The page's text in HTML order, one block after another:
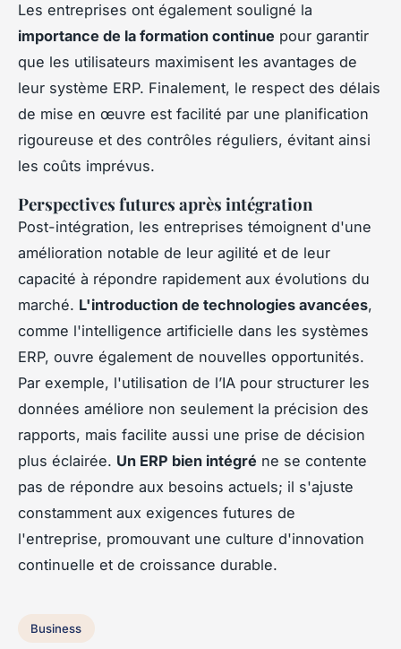
Les entreprises ont également souligné la
importance de la formation continue pour garantir
que les utilisateurs maximisent les avantages de
leur système ERP. Finalement, le respect des délais
de mise en œuvre est facilité par une planification
rigoureuse et des contrôles réguliers, évitant ainsi
les coûts imprévus.
Perspectives futures après intégration
Post-intégration, les entreprises témoignent d'une
amélioration notable de leur agilité et de leur
capacité à répondre rapidement aux évolutions du
marché. L'introduction de technologies avancées,
comme l'intelligence artificielle dans les systèmes
ERP, ouvre également de nouvelles opportunités.
Par exemple, l'utilisation de l’IA pour structurer les
données améliore non seulement la précision des
rapports, mais facilite aussi une prise de décision
plus éclairée. Un ERP bien intégré ne se contente
pas de répondre aux besoins actuels; il s'ajuste
constamment aux exigences futures de
l'entreprise, promouvant une culture d'innovation
continuelle et de croissance durable.
Business